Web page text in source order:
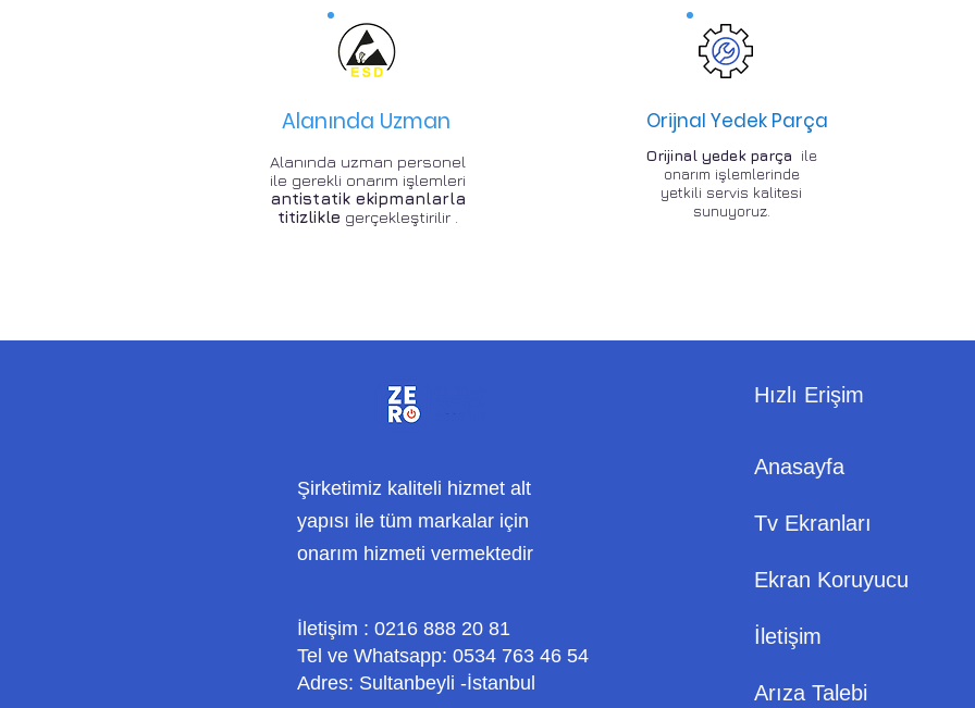
Alanında Uzman
Alanında uzman personel
ile gerekli onarım işlemleri
antistatik ekipmanlarla
titizlikle gerçekleştirilir .
Orijnal Yedek Parça
Orijinal yedek parça ile
onarım işlemlerinde
yetkili servis kalitesi
sunuyoruz.
Şirketimiz kaliteli hizmet alt
yapısı ile tüm markalar için
onarım hizmeti vermektedir
İletişim : 0216 888 20 81
Tel ve Whatsapp: 0534 763 46 54
Adres: Sultanbeyli -İstanbul
Hızlı Erişim
Anasayfa
Tv Ekranları
Ekran Koruyucu
İletişim
Arıza Talebi